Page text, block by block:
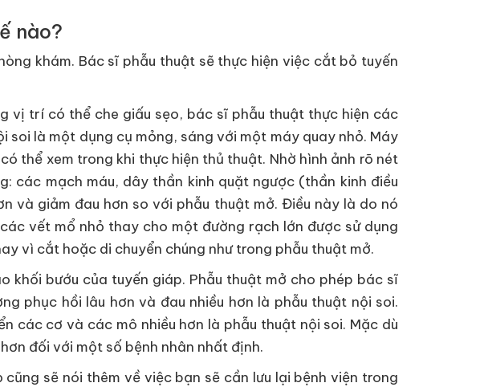
nào?
khám. Bác sĩ phẫu thuật sẽ thực hiện việc cắt bỏ tuyến
vị trí có thể che giấu sẹo, bác sĩ phẫu thuật thực hiện các
là một dụng cụ mỏng, sáng với một máy quay nhỏ. Máy
thể xem trong khi thực hiện thủ thuật. Nhờ hình ảnh rõ nét
các mạch máu, dây thần kinh quặt ngược (thần kinh điều
và giảm đau hơn so với phẫu thuật mở. Điều này là do nó
vết mổ nhỏ thay cho một đường rạch lớn được sử dụng
vì cắt hoặc di chuyển chúng như trong phẫu thuật mở.
khối bướu của tuyến giáp. Phẫu thuật mở cho phép bác sĩ
phục hồi lâu hơn và đau nhiều hơn là phẫu thuật nội soi.
các cơ và các mô nhiều hơn là phẫu thuật nội soi. Mặc dù
đối với một số bệnh nhân nhất định.
sẽ nói thêm về việc bạn sẽ cần lưu lại bệnh viện trong